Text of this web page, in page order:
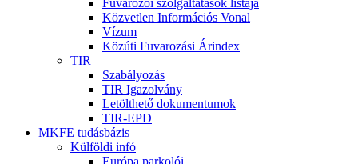
Fuvarozói szolgáltatások listája
Közvetlen Információs Vonal
Vízum
Közúti Fuvarozási Árindex
TIR
Szabályozás
TIR Igazolvány
Letölthető dokumentumok
TIR-EPD
MKFE tudásbázis
Külföldi infó